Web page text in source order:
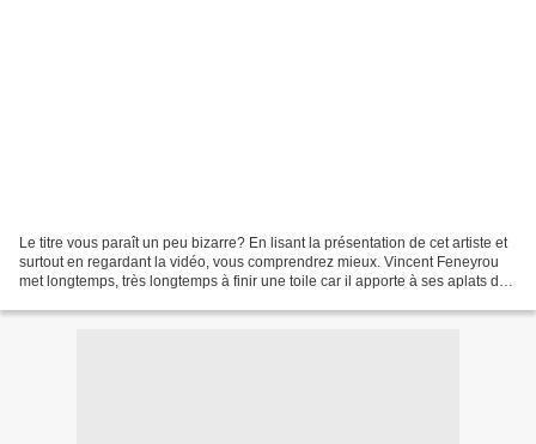
Le titre vous paraît un peu bizarre? En lisant la présentation de cet artiste et
surtout en regardant la vidéo, vous comprendrez mieux. Vincent Feneyrou
met longtemps, très longtemps à finir une toile car il apporte à ses aplats de